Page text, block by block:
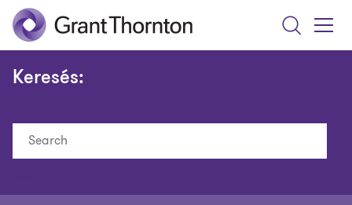
Search
Menu
Keresés: